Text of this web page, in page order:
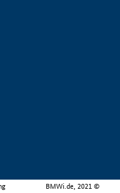
BMWi.de, 2021 ©